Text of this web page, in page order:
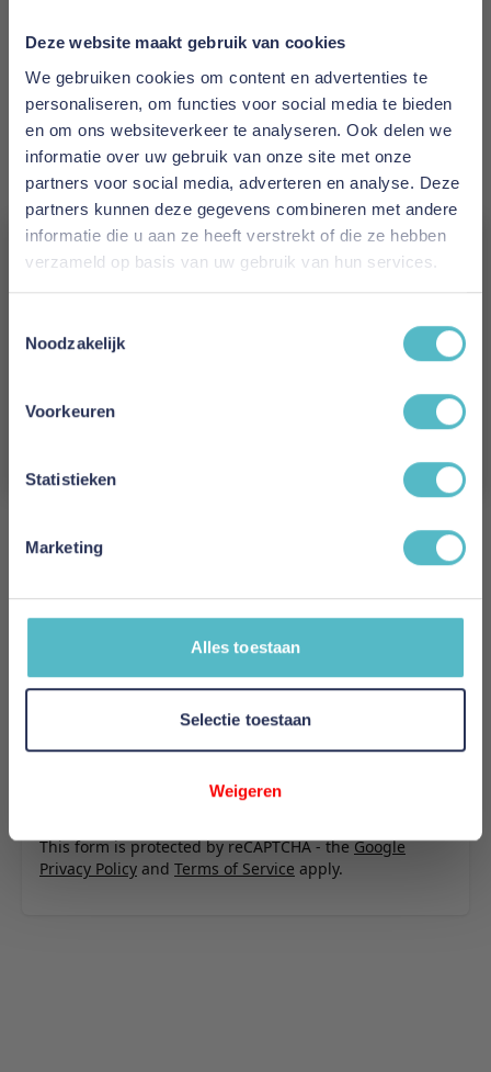
Deze website maakt gebruik van cookies
We gebruiken cookies om content en advertenties te
personaliseren, om functies voor social media te bieden
en om ons websiteverkeer te analyseren. Ook delen we
informatie over uw gebruik van onze site met onze
partners voor social media, adverteren en analyse. Deze
partners kunnen deze gegevens combineren met andere
informatie die u aan ze heeft verstrekt of die ze hebben
verzameld op basis van uw gebruik van hun services.
Noodzakelijk
Voorkeuren
Statistieken
Marketing
Alles toestaan
Selectie toestaan
Weigeren
Prijs
€ 2.556,00
Levertijd
15 weken
Kleur
851
Akello Sofa Bed With Chaise
Schrijf uw eigen review
U plaatst een review over:
Innovation Living Akello Sofa Bed
With Chaise - stof 851
Uw naam
Review
This form is protected by reCAPTCHA - theGoogle
Privacy Policy and Terms of Service apply.
E-mail